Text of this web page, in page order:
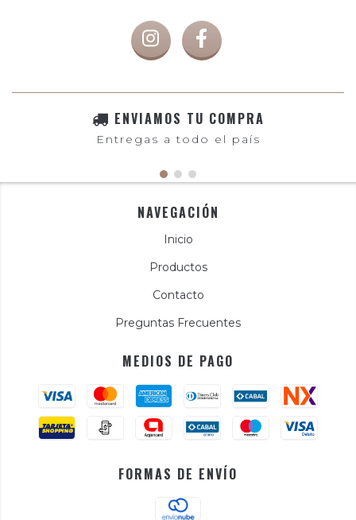
ENVIAMOS TU COMPRA
Entregas a todo el país
NAVEGACIÓN
Inicio
Productos
Contacto
Preguntas Frecuentes
MEDIOS DE PAGO
FORMAS DE ENVÍO